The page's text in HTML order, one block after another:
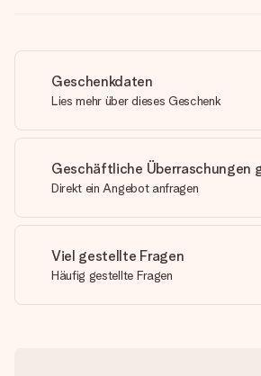
Geschenkdaten
Lies mehr über dieses Geschenk
Geschäftliche Überraschungen
Direkt ein Angebot anfragen
Viel gestellte Fragen
Häufig gestellte Fragen